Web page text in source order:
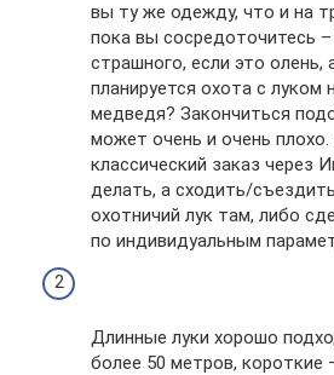
вы ту же одежду, что и на
пока вы сосредоточитесь
страшного, если это олень,
планируется охота с луком
медведя? Закончиться
может очень и очень
классический заказ через
делать, а сходить/
охотничий лук там, либо
по индивидуальным
Длинные луки хорошо
более 50 метров, короткие